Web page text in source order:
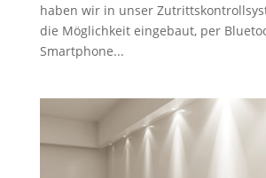
haben wir in unser
die Möglichkeit eingebaut, per
Smartphone...